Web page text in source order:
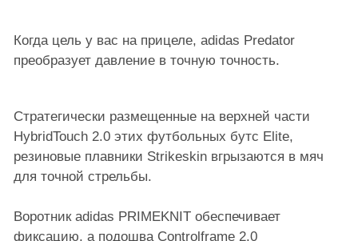
Когда цель у вас на прицеле, adidas Predator
преобразует давление в точную точность.
Стратегически размещенные на верхней части
HybridTouch 2.0 этих футбольных бутс Elite,
резиновые плавники Strikeskin вгрызаются в мяч
для точной стрельбы.
Воротник adidas PRIMEKNIT обеспечивает
фиксацию, а подошва Controlframe 2.0